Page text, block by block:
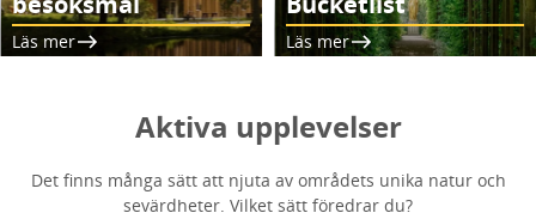
Läs mer Läs mer
Aktiva upplevelser
Det finns många sätt att njuta av områdets unika natur och
sevärdheter. Vilket sätt föredrar du?